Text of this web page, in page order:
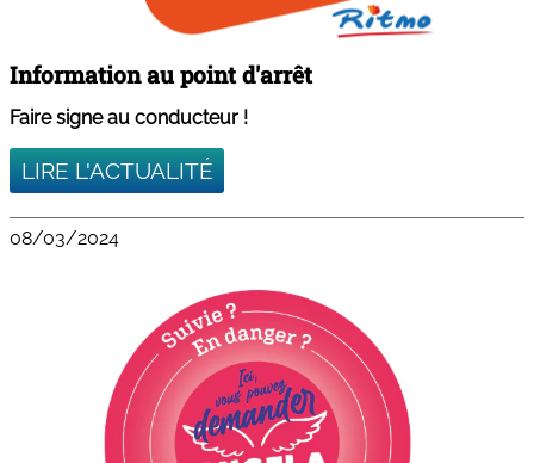
Information au point d'arrêt
Faire signe au conducteur !
LIRE L'ACTUALITÉ
08/03/2024